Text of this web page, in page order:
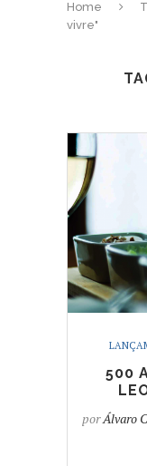
Home
vivre"
500
porÁlvaro